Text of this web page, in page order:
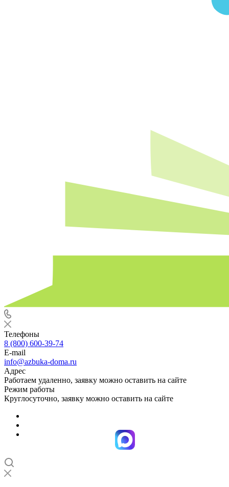
Телефоны
8 (800) 600-39-74
E-mail
info@azbuka-doma.ru
Адрес
Работаем удаленно, заявку можно оставить на сайте
Режим работы
Круглосуточно, заявку можно оставить на сайте